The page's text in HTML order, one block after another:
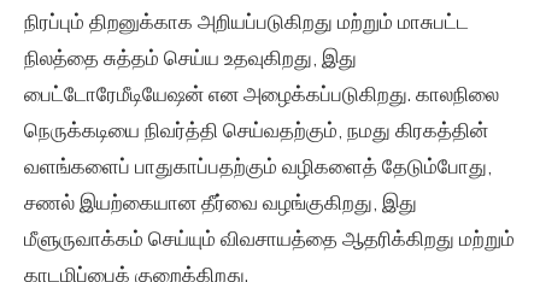
நிரப்பும் திறனுக்காக அறியப்படுகிறது மற்றும் மாசுபட்ட
நிலத்தை சுத்தம் செய்ய உதவுகிறது, இது
பைட்டோரேமீடியேஷன் என அழைக்கப்படுகிறது. காலநிலை
நெருக்கடியை நிவர்த்தி செய்வதற்கும், நமது கிரகத்தின்
வளங்களைப் பாதுகாப்பதற்கும் வழிகளைத் தேடும்போது, ​​​​
சணல் இயற்கையான தீர்வை வழங்குகிறது, இது
மீளுருவாக்கம் செய்யும் விவசாயத்தை ஆதரிக்கிறது மற்றும்
காடழிப்பைக் குறைக்கிறது.